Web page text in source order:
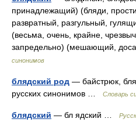
принадлежащий) (бляди,
развратный, разгульный,
(весьма, очень, крайне,
запредельно) (мешающий,
синонимов
блядский род — байстрюк,
русских синонимов …
Словарь
блядский — бл ядский …